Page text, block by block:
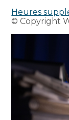
Heures
© Copyright